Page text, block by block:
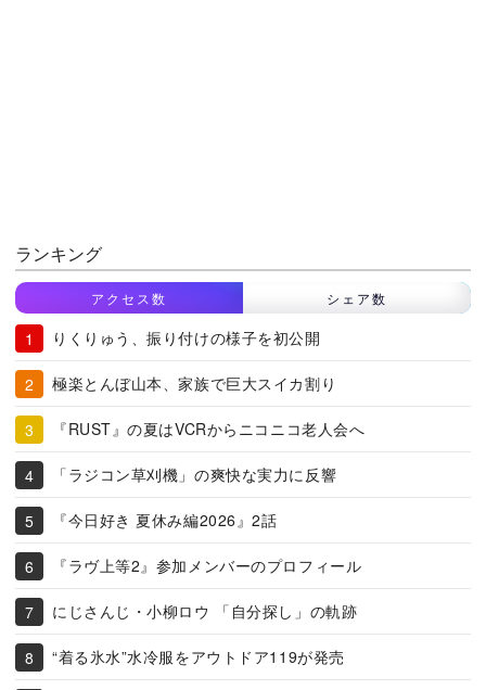
ランキング
アクセス数 シェア数
りくりゅう、振り付けの様子を初公開
極楽とんぼ山本、家族で巨大スイカ割り
『RUST』の夏はVCRからニコニコ老人会へ
「ラジコン草刈機」の爽快な実力に反響
『今日好き 夏休み編2026』2話
『ラヴ上等2』参加メンバーのプロフィール
にじさんじ・小柳ロウ 「自分探し」の軌跡
“着る氷水”水冷服をアウトドア119が発売